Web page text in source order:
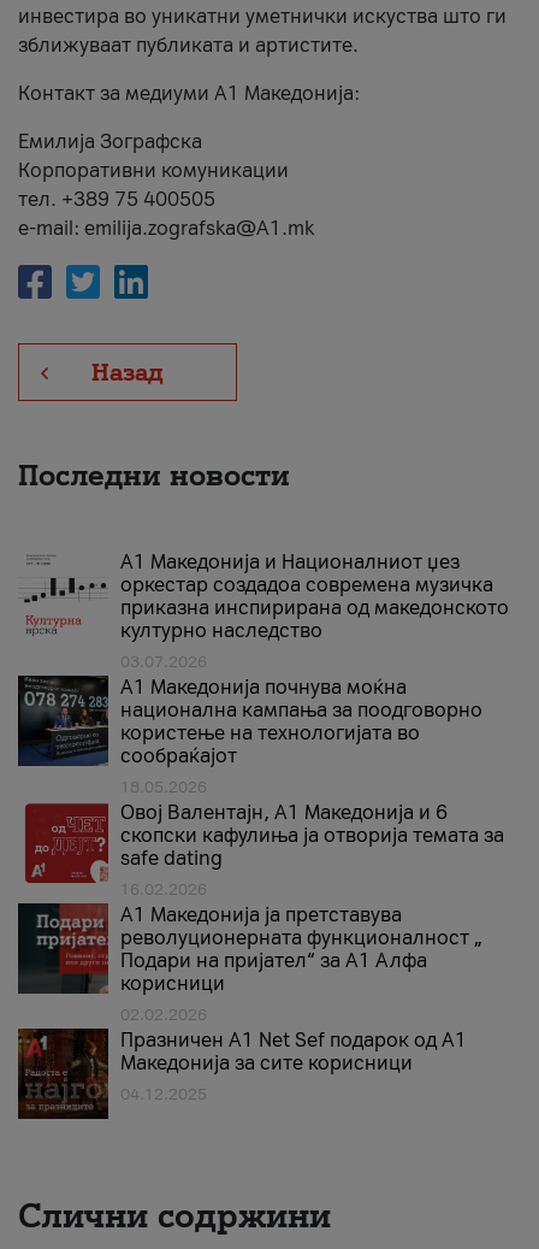
инвестира во уникатни уметнички искуства што ги
зближуваат публиката и артистите.
Контакт за медиуми А1 Македонија:
Емилија Зографска
Корпоративни комуникации
тел. +389 75 400505
e-mail: emilija.zografska@A1.mk
Назад
Последни новости
А1 Македонија и Националниот џез
оркестар создадоа современа музичка
приказна инспирирана од македонското
културно наследство
03.07.2026
A1 Македонија почнува моќна
национална кампања за поодговорно
користење на технологијата во
сообраќајот
18.05.2026
Овој Валентајн, A1 Македонија и 6
скопски кафулиња ја отворија темата за
safe dating
16.02.2026
А1 Македонија ја претставува
револуционерната функционалност „
Подари на пријател“ за А1 Алфа
корисници
02.02.2026
Празничен A1 Net Sеf подарок од А1
Македонија за сите корисници
04.12.2025
Слични содржини